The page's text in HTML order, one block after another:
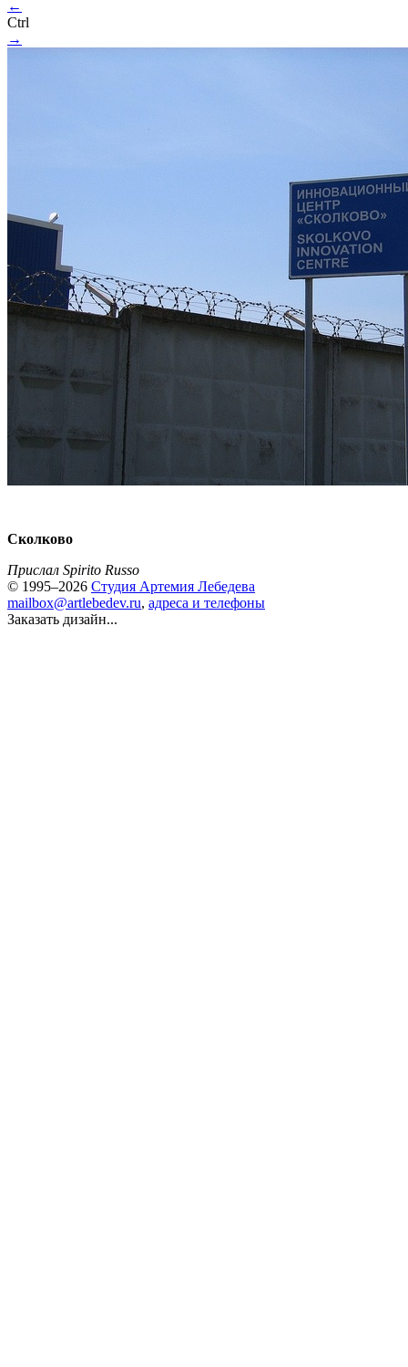
←
Ctrl
→
Сколково
Прислал Spirito Russo
© 1995–2026 Студия Артемия Лебедева
mailbox@artlebedev.ru, адреса и телефоны
Заказать дизайн...